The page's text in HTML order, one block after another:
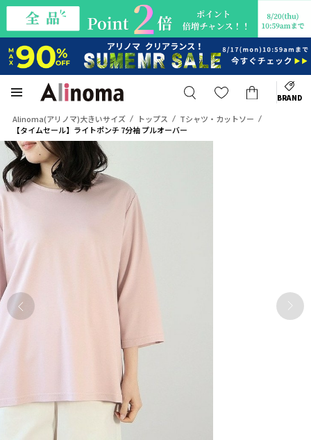
BRAND
Alinoma(アリノマ)大きいサイズ トップス
Tシャツ・カットソー
【タイムセール】ライトポンチ 7分袖 プルオーバー